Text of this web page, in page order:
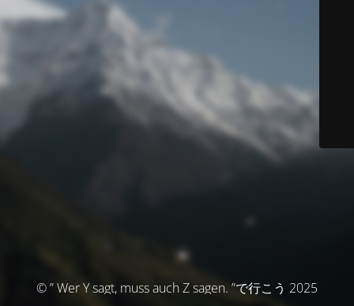
© ” Wer Y sagt, muss auch Z sagen. ”で行こう 2025